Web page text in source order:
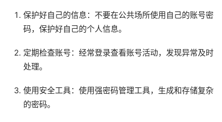
保护好自己的信息：不要在公共场所使用自己的账号密
码，保护好自己的个人信息。
定期检查账号：经常登录查看账号活动，发现异常及时
处理。
使用安全工具：使用强密码管理工具，生成和存储复杂
的密码。